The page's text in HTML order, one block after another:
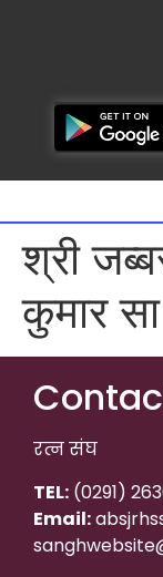
श्री
कुमार
रत्न संघ
TEL: (0291)
Email: